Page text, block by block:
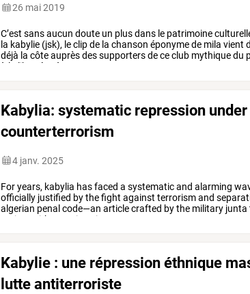
26 mai 2019
C’est sansaucun doute un plusdans le patrimoine
la kabylie (jsk), leclipde la chanson éponymede mila vient
déjà la côteauprèsdessupportersdececlub mythiquedu
à la liberté à
Kabylia: systematic repression
counterterrorism
4 janv. 2025
Foryears, kabylia hasfaced a systematicand alarming
officially justified bythefight against terrorismand
algerian penal code—an articlecrafted bythe military junta
regime
with terrorism. in
Kabylie : une répression éthnique
lutte antiterroriste